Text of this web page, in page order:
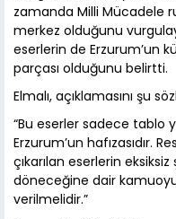
zamanda Milli Mücadele
merkez olduğunu
eserlerin de Erzurum’un
parçası olduğunu belirtti.
Elmalı, açıklamasını şu
“Bu eserler sadece tablo
Erzurum’un hafızasıdır.
çıkarılan eserlerin
döneceğine dair
verilmelidir.”